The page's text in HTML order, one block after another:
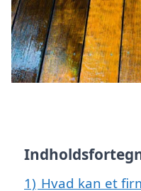
1) Hvad kan et